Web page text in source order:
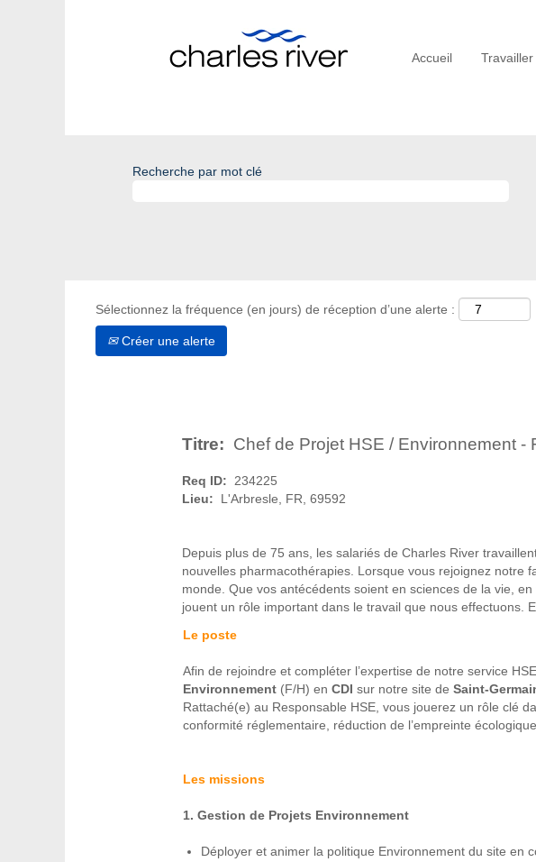
Accueil
Recherche par mot clé
Sélectionnez la fréquence (en jours) de réception d’une alerte :
Créer une alerte
Titre: Chef de Projet HSE / Environnement -
Req ID: 234225
Lieu: L'Arbresle, FR, 69592
Depuis plus de 75 ans, les salariés de Charles River
nouvelles pharmacothérapies. Lorsque vous rejoignez notre
monde. Que vos antécédents soient en sciences de la vie,
jouent un rôle important dans le travail que nous effectuons.
Le poste
Afin de rejoindre et compléter l’expertise de notre service
Environnement (F/H) en CDI sur notre site de Saint-
Rattaché(e) au Responsable HSE, vous jouerez un rôle clé
conformité réglementaire, réduction de l’empreinte
Les missions
1. Gestion de Projets Environnement
Déployer et animer la politique Environnement du site en